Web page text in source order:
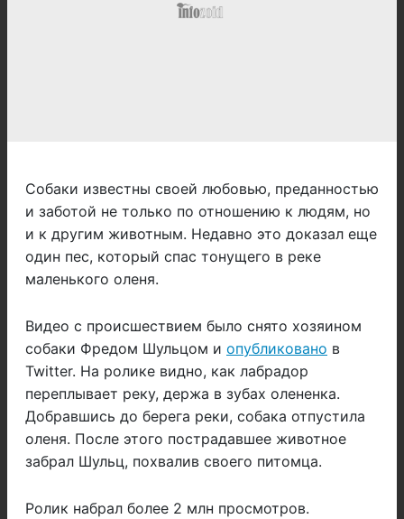
Собаки известны своей любовью, преданностью
и заботой не только по отношению к людям, но
и к другим животным. Недавно это доказал еще
один пес, который спас тонущего в реке
маленького оленя.
Видео с происшествием было снято хозяином
собаки Фредом Шульцом и опубликовано в
Twitter. На ролике видно, как лабрадор
переплывает реку, держа в зубах олененка.
Добравшись до берега реки, собака отпустила
оленя. После этого пострадавшее животное
забрал Шульц, похвалив своего питомца.
Ролик набрал более 2 млн просмотров.